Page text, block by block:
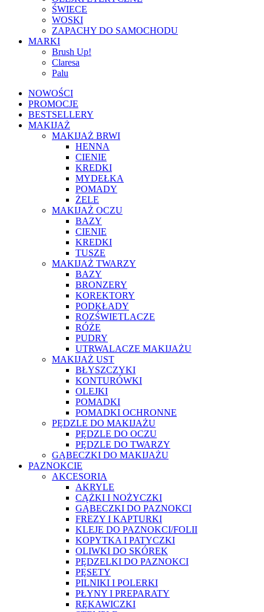
ŚWIECE
WOSKI
ZAPACHY DO SAMOCHODU
MARKI
Brush Up!
Claresa
Palu
NOWOŚCI
PROMOCJE
BESTSELLERY
MAKIJAŻ
MAKIJAŻ BRWI
HENNA
CIENIE
KREDKI
MYDEŁKA
POMADY
ŻELE
MAKIJAŻ OCZU
BAZY
CIENIE
KREDKI
TUSZE
MAKIJAŻ TWARZY
BAZY
BRONZERY
KOREKTORY
PODKŁADY
ROZŚWIETLACZE
RÓŻE
PUDRY
UTRWALACZE MAKIJAŻU
MAKIJAŻ UST
BŁYSZCZYKI
KONTURÓWKI
OLEJKI
POMADKI
POMADKI OCHRONNE
PĘDZLE DO MAKIJAŻU
PĘDZLE DO OCZU
PĘDZLE DO TWARZY
GĄBECZKI DO MAKIJAŻU
PAZNOKCIE
AKCESORIA
AKRYLE
CĄŻKI I NOŻYCZKI
GĄBECZKI DO PAZNOKCI
FREZY I KAPTURKI
KLEJE DO PAZNOKCI/FOLII
KOPYTKA I PATYCZKI
OLIWKI DO SKÓREK
PĘDZELKI DO PAZNOKCI
PĘSETY
PILNIKI I POLERKI
PŁYNY I PREPARATY
RĘKAWICZKI